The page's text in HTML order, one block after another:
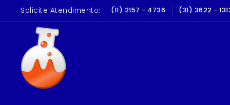
Solicite Atendimento: (11) 2157 - 4736 (31) 3622 -
E QUALIFICAÇÃO 10